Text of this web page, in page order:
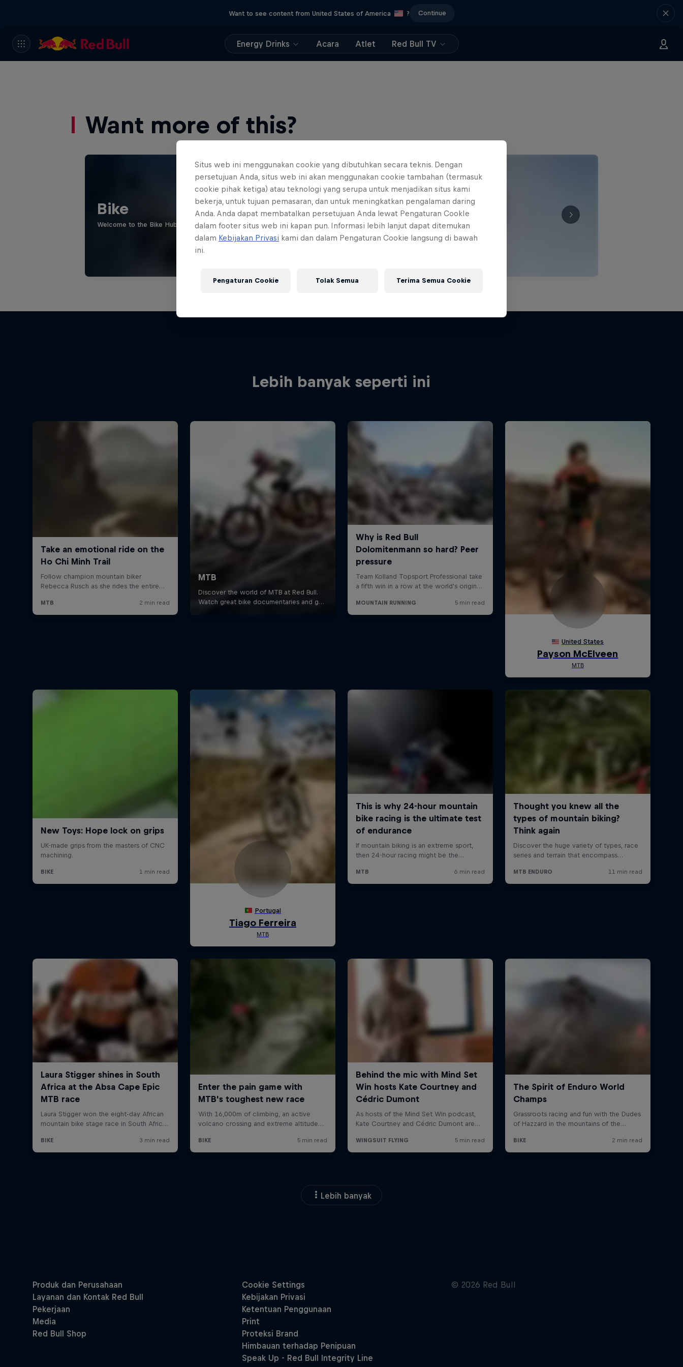
Want to see content from United States of America ? Continue
Energy Drinks Acara Atlet Red Bull TV
Want more of this?
Bike
Welcome to the Bike Hub, where you will find an action-packed collection of two-wheel films, shows …
Lebih banyak seperti ini
Lebih banyak
Situs web ini menggunakan cookie yang dibutuhkan secara teknis. Dengan
persetujuan Anda, situs web ini akan menggunakan cookie tambahan (termasuk
cookie pihak ketiga) atau teknologi yang serupa untuk menjadikan situs kami
bekerja, untuk tujuan pemasaran, dan untuk meningkatkan pengalaman daring
Anda. Anda dapat membatalkan persetujuan Anda lewat Pengaturan CookIe
dalam footer situs web ini kapan pun. Informasi lebih lanjut dapat ditemukan
dalam Kebijakan Privasi kami dan dalam Pengaturan Cookie langsung di bawah
ini.
Pengaturan Cookie Tolak Semua Terima Semua Cookie